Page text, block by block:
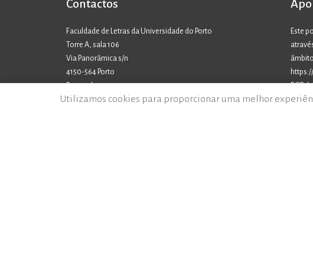
Contactos
Faculdade de Letras da Universidade do Porto
Torre A, sala 106
Via Panorâmica s/n
4150-564 Porto
Portugal
TELEFONE
Este
ROR:
Utilizamos cookies para proporcionar uma melhor